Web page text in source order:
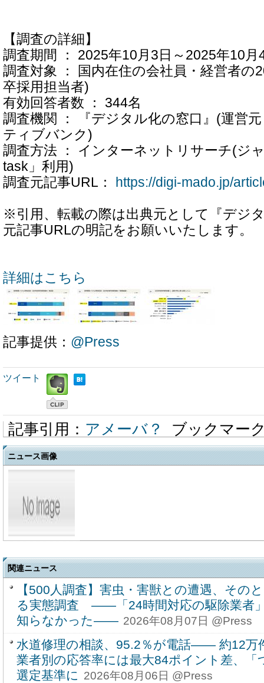
【調査の詳細】
調査期間 ： 2025年10月3日～2025年10月
調査対象 ： 国内在住の会社員・経営者の
卒採用担当者)
有効回答者数 ： 344名
調査機関 ： 『デジタル化の窓口』(運営
ティブバンク)
調査方法 ： インターネットリサーチ(ジ
task」利用)
調査元記事URL：
https://digi-mado.jp/
※引用、転載の際は出典元として『デジ
元記事URLの明記をお願いいたします。
詳細はこちら
記事提供： @Press
ツイート
記事引用： アメーバ？ ブックマー
ニュース画像
関連ニュース
【500人調査】害虫・害獣との遭遇、その
る実態調査 ――「24時間対応の駆除業者
知らなかった―― 2026年08月07日 @Press
水道修理の相談、95.2％が電話―― 約12
業者別の応答率には最大84ポイント差、
選定基準に 2026年08月06日 @Press